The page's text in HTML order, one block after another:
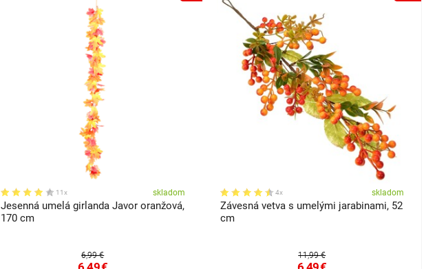
11x skladom
Jesenná umelá girlanda Javor oranžová,
170 cm
6,99 €
4x skladom
Závesná vetva s umelými jarabinami, 52
cm
11,99 €